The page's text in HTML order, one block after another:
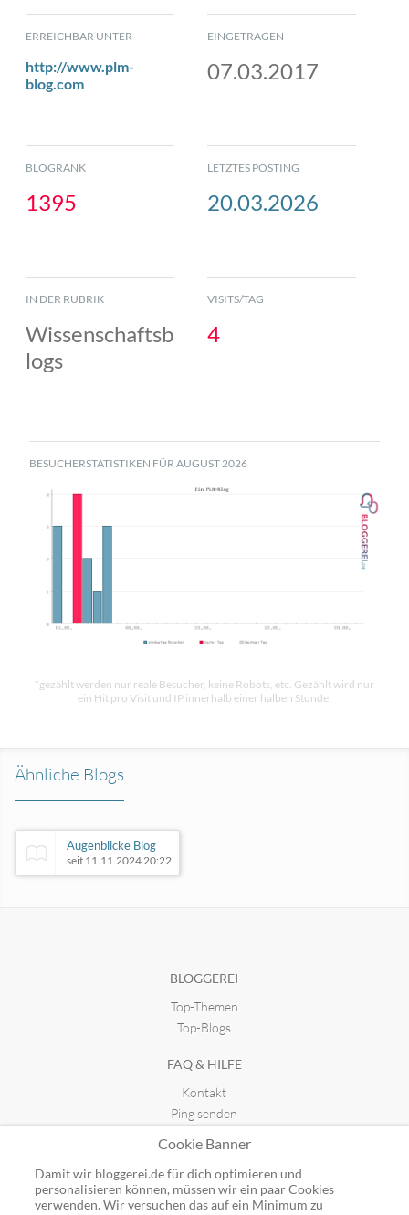
ERREICHBAR UNTER
http://www.plm-
blog.com
EINGETRAGEN
07.03.2017
BLOGRANK
1395
LETZTES POSTING
20.03.2026
IN DER RUBRIK
Wissenschaftsb
logs
VISITS/TAG
4
BESUCHERSTATISTIKEN FÜR AUGUST 2026
*gezählt werden nur reale Besucher, keine Robots, etc. Gezählt wird nur
ein Hit pro Visit und IP innerhalb einer halben Stunde.
Ähnliche Blogs
Augenblicke Blog
seit 11.11.2024 20:22
Individual-Traumdeutung
Die Kunst der Rechtfertigung
BLOGGEREI
Top-Themen
Top-Blogs
FAQ & HILFE
Kontakt
Ping senden
GUTSCHEINE
Top-Gutscheine
Cookie Banner
Damit wir bloggerei.de für dich optimieren und
personalisieren können, müssen wir ein paar Cookies
verwenden. Wir versuchen das auf ein Minimum zu